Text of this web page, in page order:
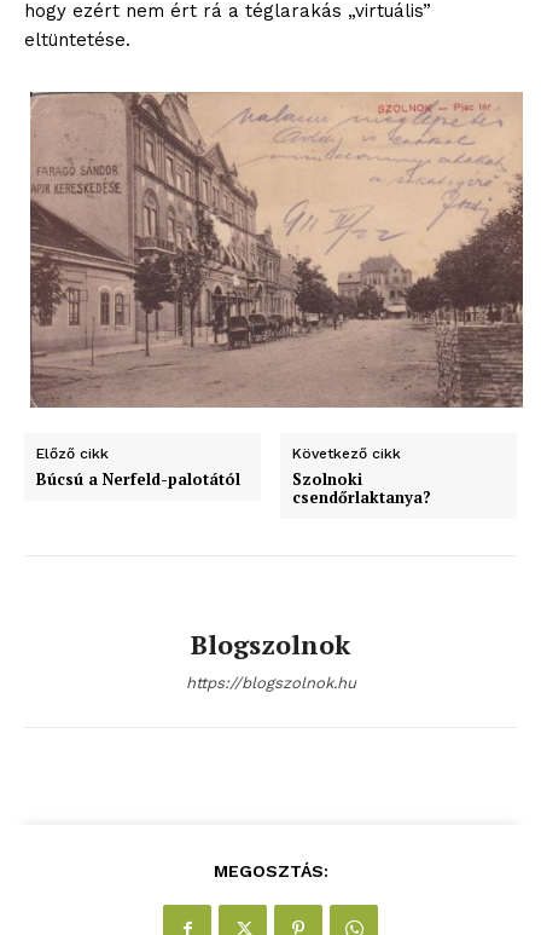
ELŐFIZETÉS
Hasznos
bSZ fiók
Előfizetés
Kapcsolat
Adatkezelési tájékoztató
hogy ezért nem ért rá a téglarakás „virtuális”
eltüntetése.
Előző cikk
Búcsú a Nerfeld-palotától
Következő cikk
Szolnoki
csendőrlaktanya?
Blogszolnok
https://blogszolnok.hu
MEGOSZTÁS: